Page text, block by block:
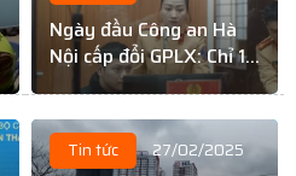
Ngày đầu Công an Hà
Nội cấp đổi GPLX: Chỉ 10
– 15 phút
Tin tức 27/02/2025